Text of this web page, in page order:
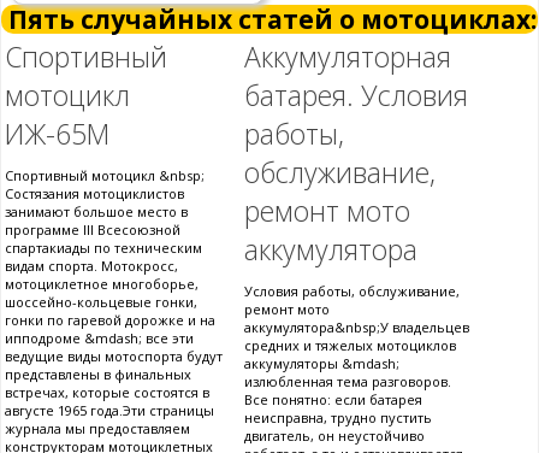
Пять случайных статей о мотоциклах:
Спортивный
мотоцикл
ИЖ-65М
Спортивный мотоцикл &nbsp;
Состязания мотоциклистов
занимают большое место в
программе III Всесоюзной
спартакиады по техническим
видам спорта. Мотокросс,
мотоциклетное многоборье,
шоссейно-кольцевые гонки,
гонки по гаревой дорожке и на
ипподроме &mdash; все эти
ведущие виды мотоспорта будут
представлены в финальных
встречах, которые состоятся в
августе 1965 года.Эти страницы
журнала мы предоставляем
конструкторам мотоциклетных
Аккумуляторная
батарея. Условия
работы,
обслуживание,
ремонт мото
аккумулятора
Условия работы, обслуживание,
ремонт мото
аккумулятора&nbsp;У владельцев
средних и тяжелых мотоциклов
аккумуляторы &mdash;
излюбленная тема разговоров.
Все понятно: если батарея
неисправна, трудно пустить
двигатель, он неустойчиво